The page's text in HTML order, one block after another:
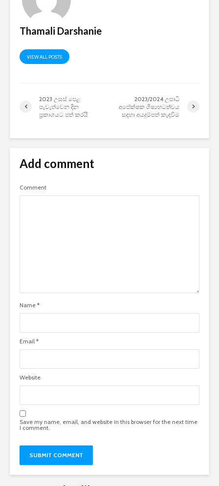
Thamali Darshanie
VIEW ALL POSTS
2023 උසස් පෙළ
පැවැත්වෙන දින
ප්‍රකාශයට පත් කරයි
2023/2024 උපාධි
අපේක්ෂක ශිෂ්‍යභටත්වය
සඳහා අයදුම්පත් කැඳවීම
Add comment
Comment
Name *
Email *
Website
Save my name, email, and website in this browser for the next time
I comment.